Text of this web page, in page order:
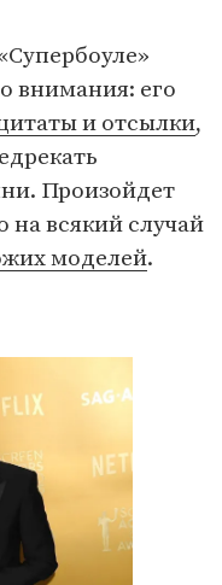
внимания: его
и отсылки,
Произойдет
на всякий случай
моделей.